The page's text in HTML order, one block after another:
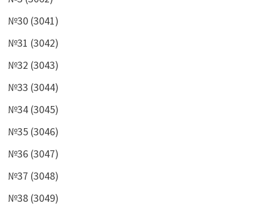
№30 (3041)
№31 (3042)
№32 (3043)
№33 (3044)
№34 (3045)
№35 (3046)
№36 (3047)
№37 (3048)
№38 (3049)